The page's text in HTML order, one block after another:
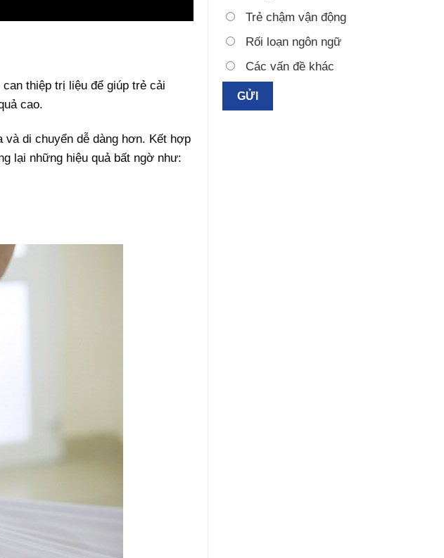
thiệp trị liệu để giúp trẻ cải
cao.
di chuyển dễ dàng hơn. Kết hợp
lại những hiệu quả bất ngờ như:
Trẻ chậm vận động
Rối loạn ngôn ngữ
Các vấn đề khác